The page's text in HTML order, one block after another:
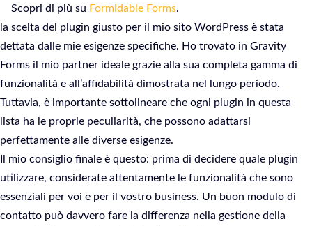
Scopri di più su Formidable Forms.
la scelta del plugin giusto per il mio sito WordPress è stata
dettata dalle mie esigenze specifiche. Ho trovato in Gravity
Forms il mio partner ideale grazie alla sua completa gamma di
funzionalità e all’affidabilità dimostrata nel lungo periodo.
Tuttavia, è importante sottolineare che ogni plugin in questa
lista ha le proprie peculiarità, che possono adattarsi
perfettamente alle diverse esigenze.
Il mio consiglio finale è questo: prima di decidere quale plugin
utilizzare, considerate attentamente le funzionalità che sono
essenziali per voi e per il vostro business. Un buon modulo di
contatto può davvero fare la differenza nella gestione della